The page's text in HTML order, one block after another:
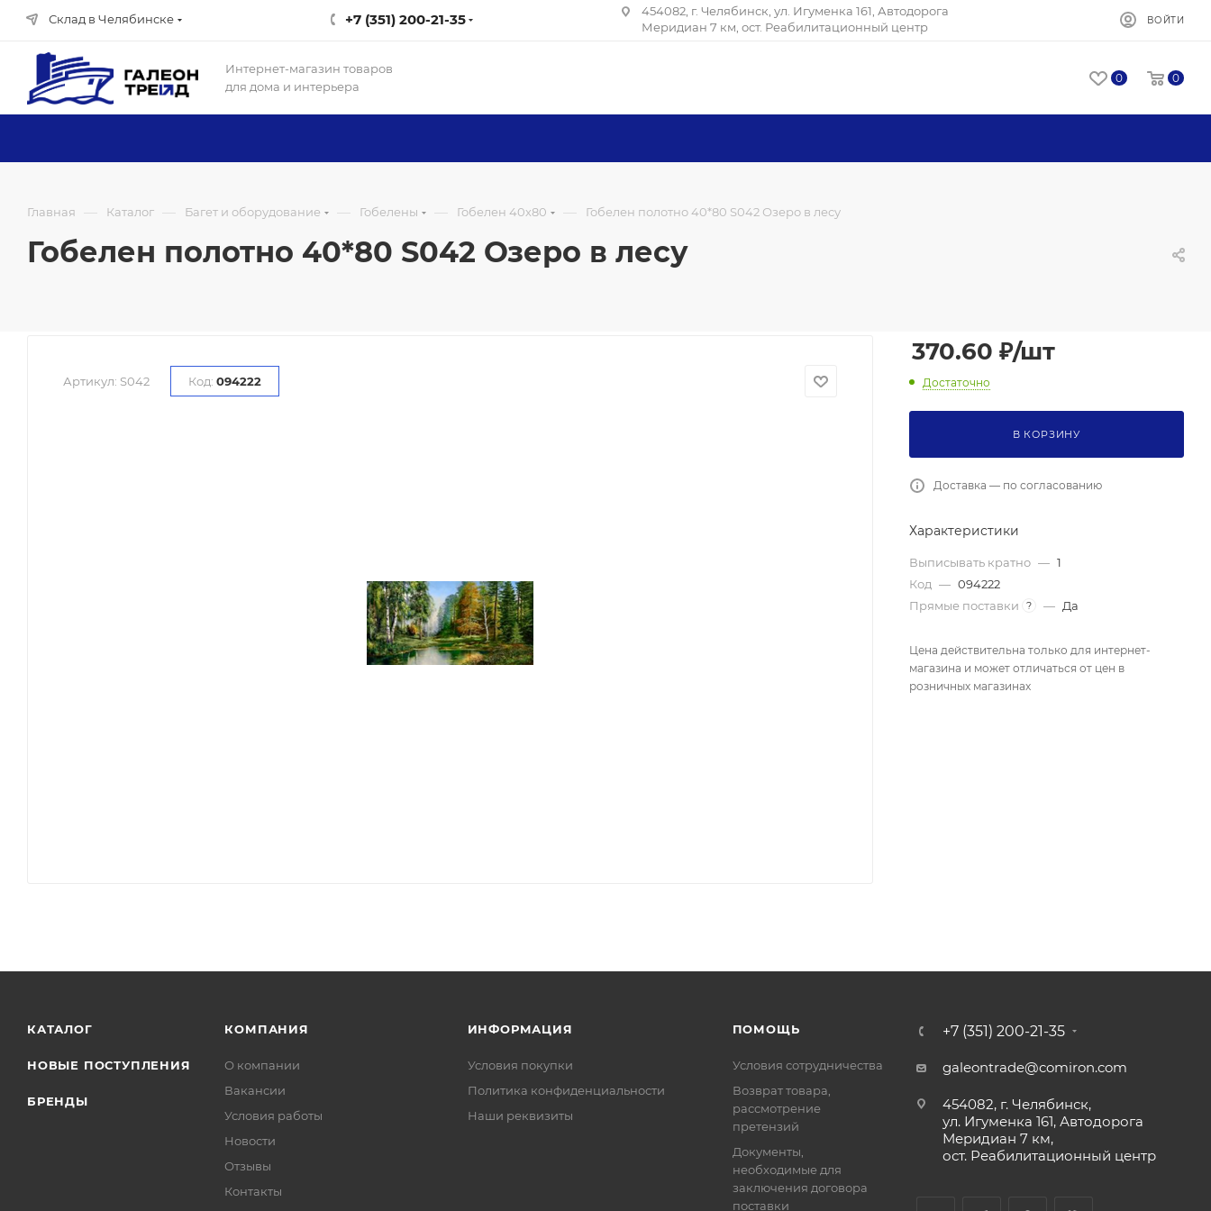
Склад в Челябинске +7 (351) 200-21-35
454082, г. Челябинск, ул. Игуменка 161, Автодорога
Меридиан 7 км, ост. Реабилитационный центр
ВОЙТИ
Интернет-магазин товаров
для дома и интерьера
0 0
Главная — Каталог — Багет и оборудование — Гобелены — Гобелен 40х80 — Гобелен полотно 40*80 S042 Озеро в лесу
Гобелен полотно 40*80 S042 Озеро в лесу
Артикул: S042 Код: 094222
370.60 ₽/шт
Достаточно
В КОРЗИНУ
Доставка — по согласованию
Характеристики
Выписывать кратно — 1
Код — 094222
Прямые поставки
? — Да
Цена действительна только для интернет-
магазина и может отличаться от цен в
розничных магазинах
КАТАЛОГ
НОВЫЕ ПОСТУПЛЕНИЯ
БРЕНДЫ
КОМПАНИЯ
О компании
Вакансии
Условия работы
Новости
Отзывы
Контакты
ИНФОРМАЦИЯ
Условия покупки
Политика конфиденциальности
Наши реквизиты
ПОМОЩЬ
Условия сотрудничества
Возврат товара,
рассмотрение
претензий
Документы,
необходимые для
заключения договора
поставки
+7 (351) 200-21-35
galeontrade@comiron.com
454082, г. Челябинск,
ул. Игуменка 161, Автодорога
Меридиан 7 км,
ост. Реабилитационный центр